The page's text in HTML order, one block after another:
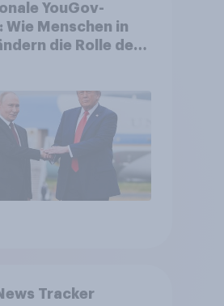
YouGov-
Wie Menschen in
die Rolle der
und Bündnisse
Tracker